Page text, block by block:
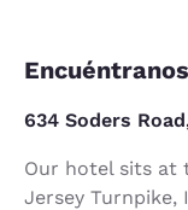
Encuéntranos
634 Soders
Our hotel sits at
Jersey Turnpike,